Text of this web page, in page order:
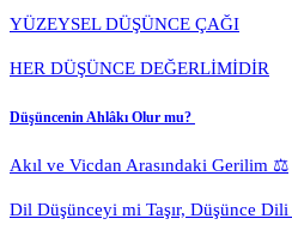
YÜZEYSEL DÜŞÜNCE ÇAĞI
HER DÜŞÜNCE DEĞERLİMİDİR
Düşüncenin Ahlâkı Olur mu?
Akıl ve Vicdan Arasındaki Gerilim ⚖️
Dil Düşünceyi mi Taşır, Düşünce